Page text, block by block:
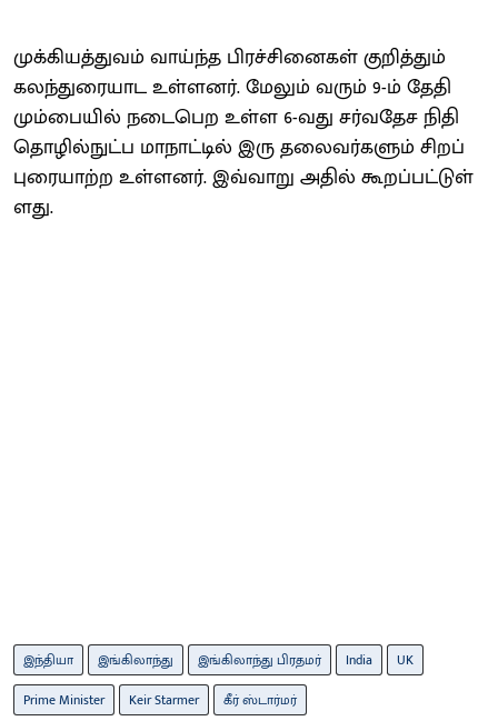
முக்​கி​யத்​து​வம் வாய்ந்த பிரச்​சினை​கள் குறித்​தும்
கலந்​துரை​யாட உள்​ளனர். மேலும் வரும் 9-ம் தேதி
மும்​பை​யில் நடை​பெற உள்ள 6-வது சர்​வ​தேச நிதி
தொழில்​நுட்ப மாநாட்​டில் இரு தலை​வர்​களும் சிறப்​
புரை​யாற்ற உள்​ளனர். இவ்​​வாறு அதில்​ கூறப்​பட்​டுள்​
ளது.
இந்தியா இங்கிலாந்து இங்கிலாந்து பிரதமர் India
UK
Prime Minister
Keir Starmer கீர் ஸ்டார்​மர்